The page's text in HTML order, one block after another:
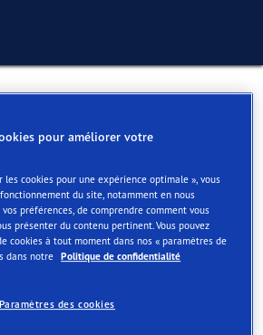
en ligne et en magasin
pour améliorer votre
les cookies pour une expérience optimale », vous
du site, notamment en nous
préférences, de comprendre comment vous
présenter du contenu pertinent. Vous pouvez
cookies à tout moment dans nos « paramètres de
dans notre Politique de confidentialité
Paramètres des cookies